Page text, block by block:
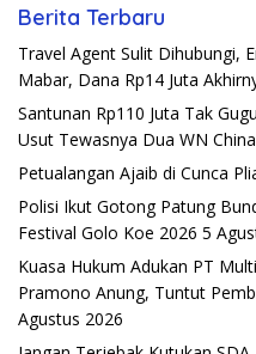
Berita Terbaru
Travel Agent Sulit Dihubungi,
Mabar, Dana Rp14 Juta
Santunan Rp110 Juta Tak
Usut Tewasnya Dua WN
Petualangan Ajaib di Cunca
Polisi Ikut Gotong Patung
Festival Golo Koe 2026 5
Kuasa Hukum Adukan PT
Pramono Anung, Tuntut
Agustus 2026